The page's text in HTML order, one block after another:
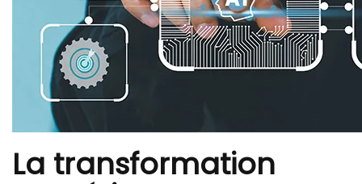
La transformation